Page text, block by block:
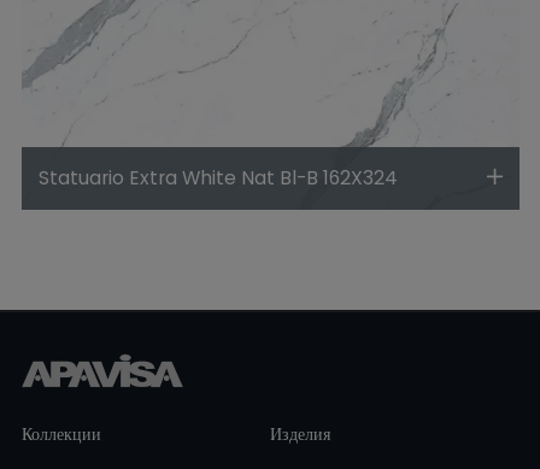
Statuario Extra White Nat Bl-B 162X324
Коллекции Изделия